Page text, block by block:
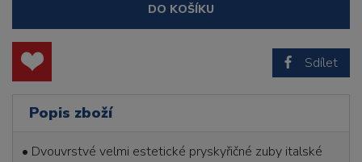
DO KOŠÍKU
Sdílet
Popis zboží
• Dvouvrstvé velmi estetické pryskyřičné zuby italské